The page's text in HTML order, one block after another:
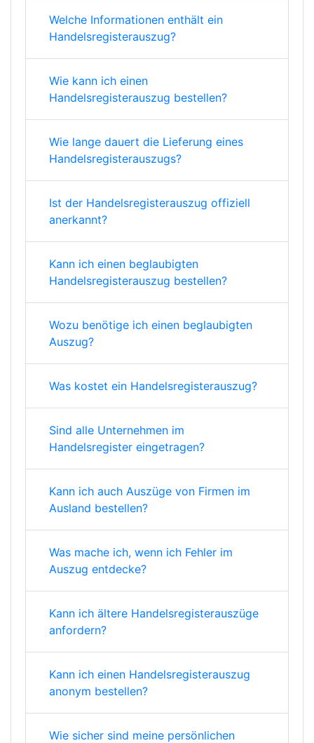
Welche Informationen enthält ein
Handelsregisterauszug?
Wie kann ich einen
Handelsregisterauszug bestellen?
Wie lange dauert die Lieferung eines
Handelsregisterauszugs?
Ist der Handelsregisterauszug offiziell
anerkannt?
Kann ich einen beglaubigten
Handelsregisterauszug bestellen?
Wozu benötige ich einen beglaubigten
Auszug?
Was kostet ein Handelsregisterauszug?
Sind alle Unternehmen im
Handelsregister eingetragen?
Kann ich auch Auszüge von Firmen im
Ausland bestellen?
Was mache ich, wenn ich Fehler im
Auszug entdecke?
Kann ich ältere Handelsregisterauszüge
anfordern?
Kann ich einen Handelsregisterauszug
anonym bestellen?
Wie sicher sind meine persönlichen